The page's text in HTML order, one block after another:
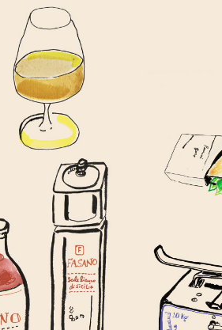
GASTRONOMIA
HOTÉIS
EXPERIÊNCIAS
EVENTOS
VILLAS
SHOP | SELEZIONE
DESCUBRA
WHAT'S COOKING
CORRIERE
HISTÓRIA
SUSTENTABILIDADE
CONTATO